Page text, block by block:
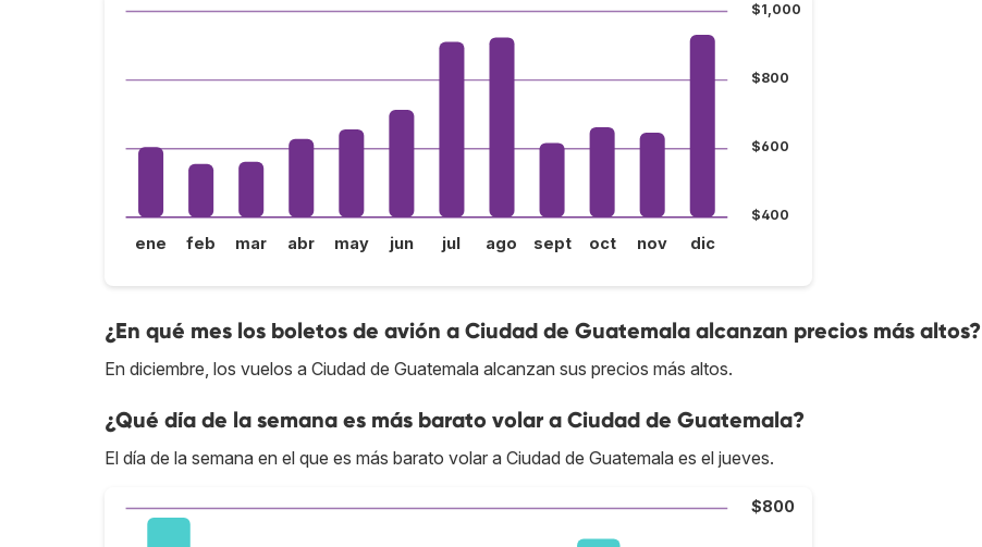
$400
$600
$800
$1,000
ene feb mar abr may jun jul ago sept oct nov dic
¿En qué mes los boletos de avión a Ciudad de Guatemala alcanzan precios más altos?
En diciembre, los vuelos a Ciudad de Guatemala alcanzan sus precios más altos.
¿Qué día de la semana es más barato volar a Ciudad de Guatemala?
El día de la semana en el que es más barato volar a Ciudad de Guatemala es el jueves.
$800